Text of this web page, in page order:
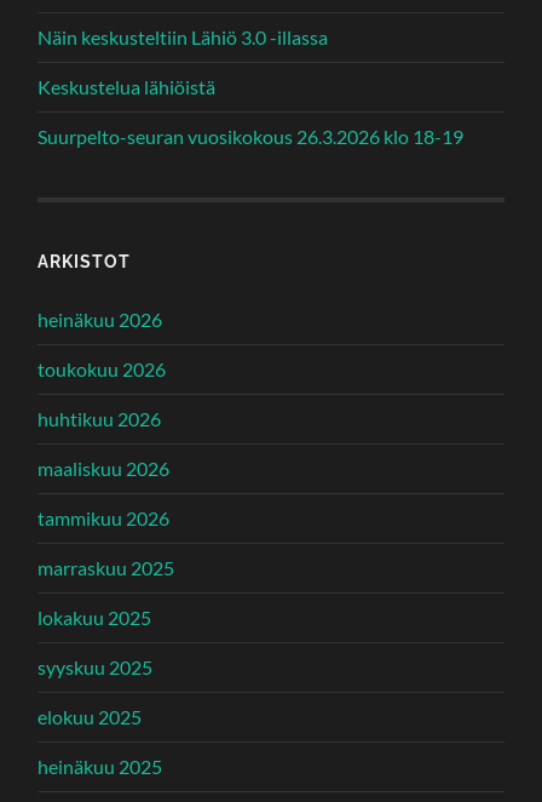
Näin keskusteltiin Lähiö 3.0 -illassa
Keskustelua lähiöistä
Suurpelto-seuran vuosikokous 26.3.2026 klo 18-19
ARKISTOT
heinäkuu 2026
toukokuu 2026
huhtikuu 2026
maaliskuu 2026
tammikuu 2026
marraskuu 2025
lokakuu 2025
syyskuu 2025
elokuu 2025
heinäkuu 2025